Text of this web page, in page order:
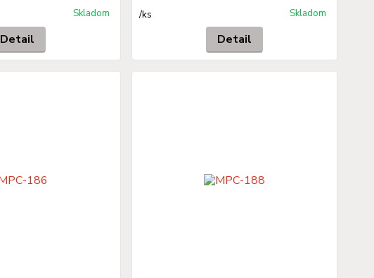
Skladom
Detail
/ks Skladom
Detail